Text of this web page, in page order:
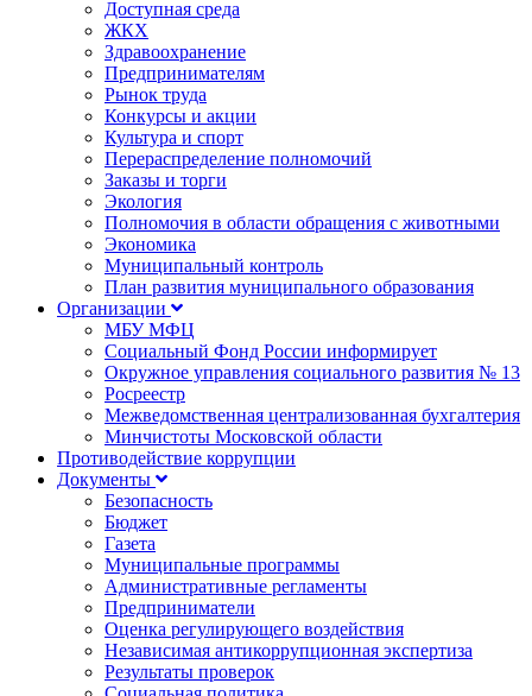
Доступная среда
ЖКХ
Здравоохранение
Предпринимателям
Рынок труда
Конкурсы и акции
Культура и спорт
Перераспределение полномочий
Заказы и торги
Экология
Полномочия в области обращения с животными
Экономика
Муниципальный контроль
План развития муниципального образования
Организации
МБУ МФЦ
Социальный Фонд России информирует
Окружное управления социального развития № 13
Росреестр
Межведомственная централизованная бухгалтерия
Минчистоты Московской области
Противодействие коррупции
Документы
Безопасность
Бюджет
Газета
Муниципальные программы
Административные регламенты
Предприниматели
Оценка регулирующего воздействия
Независимая антикоррупционная экспертиза
Результаты проверок